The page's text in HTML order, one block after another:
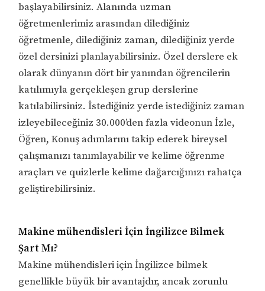
başlayabilirsiniz. Alanında uzman
öğretmenlerimiz arasından dilediğiniz
öğretmenle, dilediğiniz zaman, dilediğiniz yerde
özel dersinizi planlayabilirsiniz. Özel derslere ek
olarak dünyanın dört bir yanından öğrencilerin
katılımıyla gerçekleşen grup derslerine
katılabilirsiniz. İstediğiniz yerde istediğiniz zaman
izleyebileceğiniz 30.000’den fazla videonun İzle,
Öğren, Konuş adımlarını takip ederek bireysel
çalışmanızı tanımlayabilir ve kelime öğrenme
araçları ve quizlerle kelime dağarcığınızı rahatça
geliştirebilirsiniz.
Makine mühendisleri İçin İngilizce Bilmek
Şart Mı?
Makine mühendisleri için İngilizce bilmek
genellikle büyük bir avantajdır, ancak zorunlu